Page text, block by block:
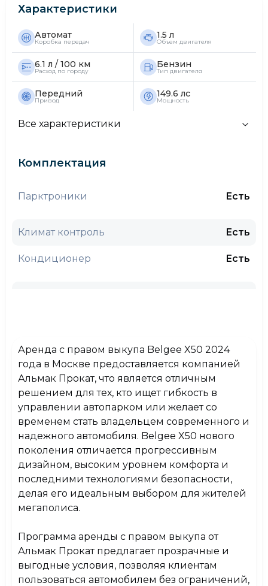
Характеристики
Автомат
Коробка передач
1.5 л
Объем двигателя
6.1 л / 100 км
Расход по городу
Бензин
Тип двигателя
Передний
Привод
149.6 лс
Мощность
Все характеристики
Комплектация
Парктроники Есть
Климат контроль Есть
Кондиционер Есть
CarPlay Нет
Обогрев сидений/стекл
Обогрев лобового стекла Есть
Обогрев руля
Электропривод боковых зеркал Есть
Bluetooth
USB
AUX
Аренда с правом выкупа Belgee X50 2024
года в Москве предоставляется компанией
Альмак Прокат, что является отличным
решением для тех, кто ищет гибкость в
управлении автопарком или желает со
временем стать владельцем современного и
надежного автомобиля. Belgee X50 нового
поколения отличается прогрессивным
дизайном, высоким уровнем комфорта и
последними технологиями безопасности,
делая его идеальным выбором для жителей
мегаполиса.
Программа аренды с правом выкупа от
Альмак Прокат предлагает прозрачные и
выгодные условия, позволяя клиентам
пользоваться автомобилем без ограничений,